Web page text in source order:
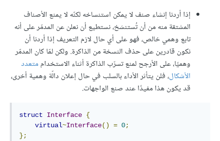
إذا أردنا إنشاء صنف لا يمكن استنساخه لكنّه لا يمنع الأصناف
المشتقة منه من أن تُستنسَخ، نستطيع أن نعلن عن المدمّر على أنه
تابع وهمي خالص، فهو على أي حال لازم التعريف إذا أردنا أن
نكون قادرين على حذف النسخة من الذاكرة. ولكن لمّا كان المدمّر
وهميًا، على الأرجح لمنع تسرّب الذاكرة أثناء الاستخداممتعدد
الأشكال، فلن يتأثر الأداء بالسلب في حال إعلان دالّة وهمية أخرى،
قد يكون هذا مفيدًا عند صنع الواجهات.
struct Interface {
virtual~Interface() = 0;
};